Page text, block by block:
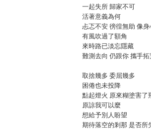
一起失所 歸家不可
活著意義為何
忐忑不安 徬徨無助 像身
有風吹過了額角
來時路已淡忘隱藏
難測去向 仍跟你 攜手拓
取捨幾多 委屈幾多
困倦也未投降
點起燈火 原來糊塗害了
原諒我可以麼
想給予別人盼望
期待落空的剎那 是否所